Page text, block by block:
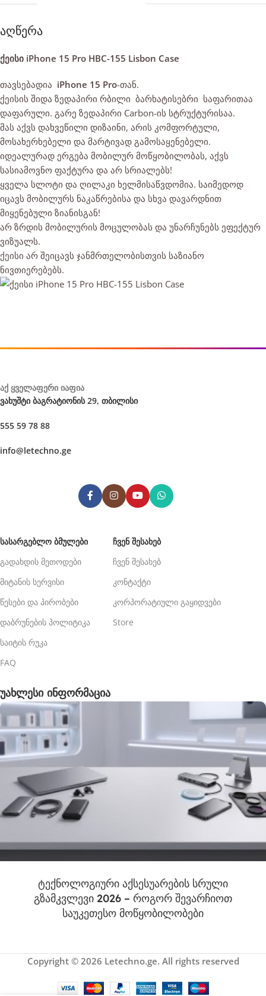
აღწერა
ქეისი iPhone 15 Pro HBC-155 Lisbon Case
თავსებადია iPhone 15 Pro-თან.
ქეისის შიდა ზედაპირი რბილი ბარხატისებრი საფარითაა
დაფარული. გარე ზედაპირი Carbon-ის სტრუქტურისაა.
მას აქვს დახვეწილი დიზაინი, არის კომფორტული,
მოსახერხებელი და მარტივად გამოსაყენებელი.
იდეალურად ერგება მობილურ მოწყობილობას, აქვს
სასიამოვნო ფაქტურა და არ სრიალებს!
ყველა სლოტი და ღილაკი ხელმისაწვდომია. საიმედოდ
იცავს მობილურს ნაკაწრებისა და სხვა დავარდნით
მიყენებული ზიანისგან!
არ ზრდის მობილურის მოცულობას და უნარჩუნებს ეფექტურ
ვიზუალს.
ქეისი არ შეიცავს ჯანმრთელობისთვის საზიანო
ნივთიერებებს.
აქ ყველაფერი იაფია
ვახუშტი ბაგრატიონის 29, თბილისი
555 59 78 88
info@letechno.ge
ᲡᲐᲡᲐᲠᲒᲔᲑᲚᲝ ᲑᲛᲣᲚᲔᲑᲘ
გადახდის მეთოდები
მიტანის სერვისი
წესები და პირობები
დაბრუნების პოლიტიკა
საიტის რუკა
FAQ
ᲩᲕᲔᲜ ᲨᲔᲡᲐᲮᲔᲑ
ჩვენ შესახებ
კონტაქტი
კორპორატიული გაყიდვები
Store
უახლესი ინფორმაცია
ტექნოლოგიური აქსესუარების სრული
გზამკვლევი 2026 – როგორ შევარჩიოთ
საუკეთესო მოწყობილობები
Copyright © 2026 Letechno.ge. All rights reserved